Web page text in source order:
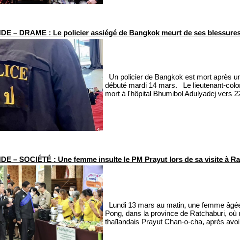
– DRAME : Le policier assiégé de Bangkok meurt de ses
Un policier de Bangkok est mort après
débuté mardi 14 mars. Le lieutenant-
mort à l'hôpital Bhumibol Adulyadej vers
– SOCIÉTÉ : Une femme insulte le PM Prayut lors de sa visite à
Lundi 13 mars au matin, une femme
Pong, dans la province de Ratchaburi,
thaïlandais Prayut Chan-o-cha, après